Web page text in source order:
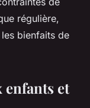
régulière,
bienfaits de
enfants et